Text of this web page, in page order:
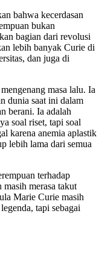
bahwa kecerdasan
bukan
bagian dari revolusi
lebih banyak Curie di
dan juga di
masa lalu. Ia
dunia saat ini dalam
berani. Ia adalah
soal riset, tapi soal
karena anemia aplastik
lebih lama dari semua
terhadap
masih merasa takut
Marie Curie masih
tapi sebagai